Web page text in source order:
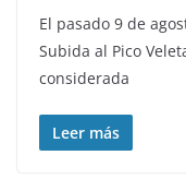
El pasado 9 de
Subida al Pico
considerada
Leer más